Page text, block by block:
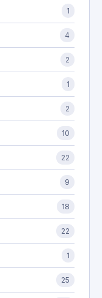
1
4
2
1
2
10
22
9
18
22
1
25